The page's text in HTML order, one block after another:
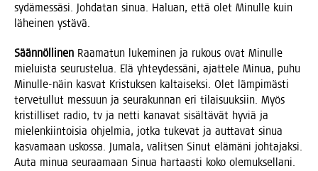
sydä­mes­sä­si. Joh­da­tan sinua. Haluan, että olet Minul­le kuin
lähei­nen ystävä.
Sään­nöl­li­nen Raa­ma­tun luke­mi­nen ja rukous ovat Minul­le
mie­luis­ta seu­rus­te­lua. Elä yhtey­des­sä­ni, ajat­te­le Minua, puhu
Minul­le-näin kas­vat Kris­tuk­sen kal­tai­sek­si. Olet läm­pi­mäs­ti
ter­ve­tul­lut mes­suun ja seu­ra­kun­nan eri tilai­suuk­siin. Myös
kris­til­li­set radio, tv ja net­ti kana­vat sisäl­tä­vät hyviä ja
mie­len­kiin­toi­sia ohjel­mia, jot­ka tuke­vat ja aut­ta­vat sinua
kas­va­maan uskos­sa. Juma­la, valit­sen Sinut elä­mä­ni joh­ta­jak­si.
Auta minua seu­raa­maan Sinua har­taas­ti koko ole­muk­sel­la­ni.